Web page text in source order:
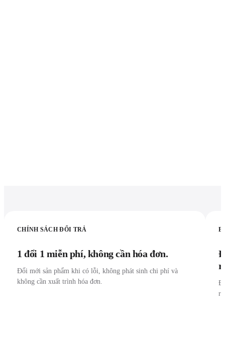
CHÍNH SÁCH ĐỔI TRẢ
1 đổi 1 miễn phí, không cần hóa đơn.
Đổi mới sản phẩm khi có lỗi, không phát sinh chi phí và
không cần xuất trình hóa đơn.